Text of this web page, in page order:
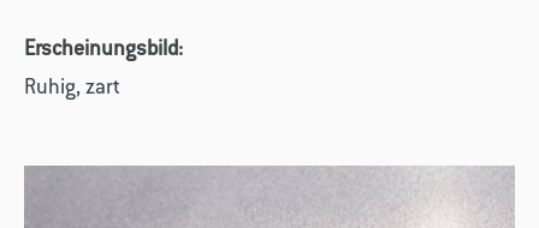
Erscheinungsbild:
Ruhig, zart